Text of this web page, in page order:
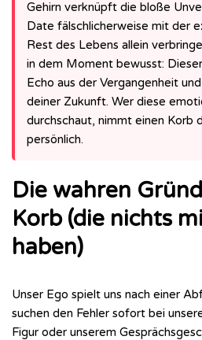
Gehirn verknüpft die bloße
Date fälschlicherweise mit der
Rest des Lebens allein
in dem Moment bewusst:
Echo aus der Vergangenheit
deiner Zukunft. Wer diese
durchschaut, nimmt einen Korb
persönlich.
Die wahren
Korb (die nichts
haben)
Unser Ego spielt uns nach einer
suchen den Fehler sofort bei
Figur oder unserem